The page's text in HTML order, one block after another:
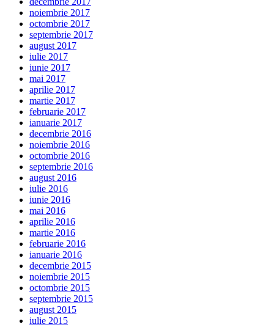
noiembrie 2017
octombrie 2017
septembrie 2017
august 2017
iulie 2017
iunie 2017
mai 2017
aprilie 2017
martie 2017
februarie 2017
ianuarie 2017
decembrie 2016
noiembrie 2016
octombrie 2016
septembrie 2016
august 2016
iulie 2016
iunie 2016
mai 2016
aprilie 2016
martie 2016
februarie 2016
ianuarie 2016
decembrie 2015
noiembrie 2015
octombrie 2015
septembrie 2015
august 2015
iulie 2015